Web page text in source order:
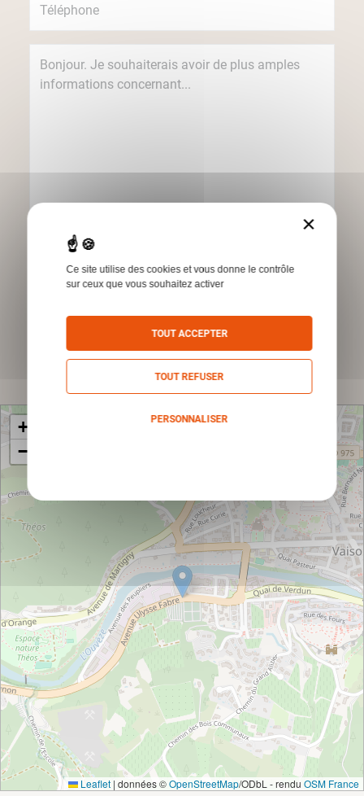
Je souhaite recevoir des informations
concernant les produits et services Humbert
par e-mail.
*Champs obligatoires
Envoyer
+
−
Leaflet | données ©OpenStreetMap/ODbL - rendu OSM France
×
Ce site utilise des cookies et vous donne le contrôle
sur ceux que vous souhaitez activer
TOUT ACCEPTER
TOUT REFUSER
PERSONNALISER